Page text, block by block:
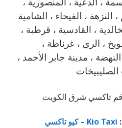
النزهة ، الفيحاء ، الشامية
، القادسية ، قرطبة ،
، الري ، غرناطة ،
، مدينة جابر الأحمد ،
تاكسي شرق الكويت
Kio Taxi – كيو تاكسي